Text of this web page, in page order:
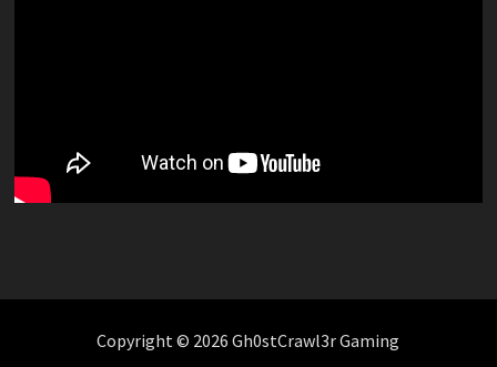
Copyright © 2026 Gh0stCrawl3r Gaming